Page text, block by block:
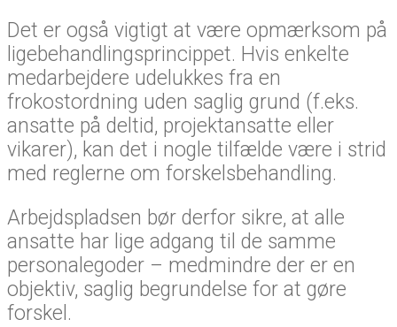
Det er også vigtigt at være opmærksom på
ligebehandlingsprincippet. Hvis enkelte
medarbejdere udelukkes fra en
frokostordning uden saglig grund (f.eks.
ansatte på deltid, projektansatte eller
vikarer), kan det i nogle tilfælde være i strid
med reglerne om forskelsbehandling.
Arbejdspladsen bør derfor sikre, at alle
ansatte har lige adgang til de samme
personalegoder – medmindre der er en
objektiv, saglig begrundelse for at gøre
forskel.